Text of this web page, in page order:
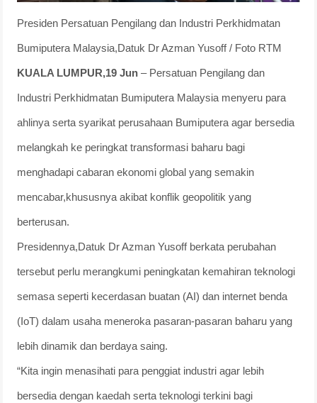
Presiden Persatuan Pengilang dan Industri Perkhidmatan
Bumiputera Malaysia,Datuk Dr Azman Yusoff / Foto RTM
KUALA LUMPUR,19 Jun – Persatuan Pengilang dan
Industri Perkhidmatan Bumiputera Malaysia menyeru para
ahlinya serta syarikat perusahaan Bumiputera agar bersedia
melangkah ke peringkat transformasi baharu bagi
menghadapi cabaran ekonomi global yang semakin
mencabar,khususnya akibat konflik geopolitik yang
berterusan.
Presidennya,Datuk Dr Azman Yusoff berkata perubahan
tersebut perlu merangkumi peningkatan kemahiran teknologi
semasa seperti kecerdasan buatan (AI) dan internet benda
(IoT) dalam usaha meneroka pasaran-pasaran baharu yang
lebih dinamik dan berdaya saing.
“Kita ingin menasihati para penggiat industri agar lebih
bersedia dengan kaedah serta teknologi terkini bagi